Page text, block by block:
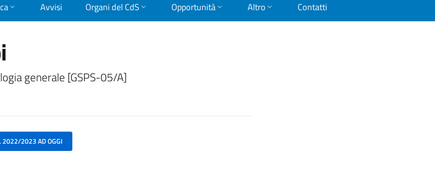
Avvisi Organi del CdS Opportunità Altro Contatti
generale [GSPS-05/A]
2022/2023 AD OGGI